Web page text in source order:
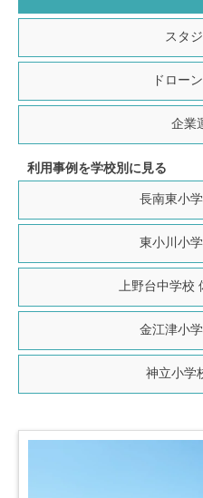
スタ
ドロー
企業
利用事例を学校別に見る
長南東小
東小川小
上野台中学校
金江津小
神立小学